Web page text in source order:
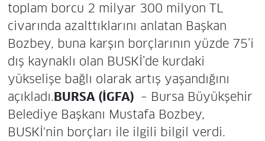
toplam borcu 2 milyar 300 milyon TL
civarında azalttıklarını anlatan Başkan
Bozbey, buna karşın borçlarının yüzde 75’i
dış kaynaklı olan BUSKİ’de kurdaki
yükselişe bağlı olarak artış yaşandığını
açıkladı.BURSA (İGFA) – Bursa Büyükşehir
Belediye Başkanı Mustafa Bozbey,
BUSKİ'nin borçları ile ilgili bilgil verdi.